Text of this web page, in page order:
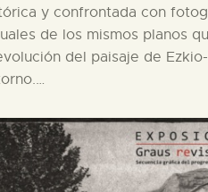
y confrontada con
de los mismos planos
del paisaje de